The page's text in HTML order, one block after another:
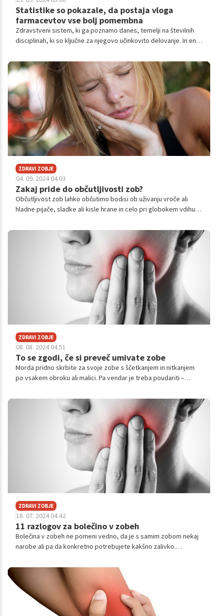
Statistike so pokazale, da postaja vloga
farmacevtov vse bolj pomembna
Zdravstveni sistem, ki ga poznamo danes, temelji na številnih
disciplinah, ki so ključne za njegovo učinkovito delovanje. In ena
svetovni dan farmacevtov, je pomembno, da govorimo o njihovi
vse večji pomembnosti. Danes namreč farmacevti niso zgolj
strokovnjaki za izdajo zdravil, temveč imajo ključno vlogo pri
svetovanju bolnikom, optimizaciji terapij in izboljšanju javnega
zdravja. V nadaljevanju članka bomo podrobneje raziskali, zakaj
se njihova vloga razvija in kako pomembni postajajo za sodobno
zdravstvo.
ZDRAVI ZOBJE
04. 09. 2024 04.03
Zakaj pride do občutljivosti zob?
Občutljivost zob lahko občutimo bodisi ob uživanju vroče ali
hladne pijače, sladke ali kisle hrane in celo pri globokem vdihu
in rahle. Zdravljenje občutljivih zob vključuje fluorid, zobno pasto
za desenzibilizacijo in zdravljenje zob.
ZDRAVI ZOBJE
08. 08. 2024 04.51
To se zgodi, če si preveč umivate zobe
Morda pridno skrbite za svoje zobe s ščetkanjem in nitkanjem
po vsakem obroku ali malici. Pa vendar je treba poudariti –
zdravje naših zob.
ZDRAVI ZOBJE
18. 07. 2024 04.42
11 razlogov za bolečino v zobeh
Bolečina v zobeh ne pomeni vedno, da je s samim zobom nekaj
narobe ali pa da konkretno potrebujete kakšno zalivko.